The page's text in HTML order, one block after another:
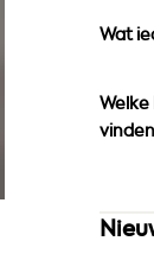
Wat
vinden